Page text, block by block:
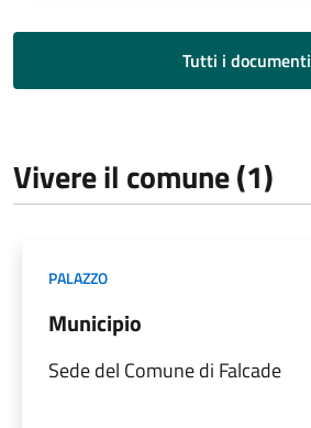
Tutti i documenti
Vivere il comune (1)
PALAZZO
Municipio
Sede del Comune di Falcade